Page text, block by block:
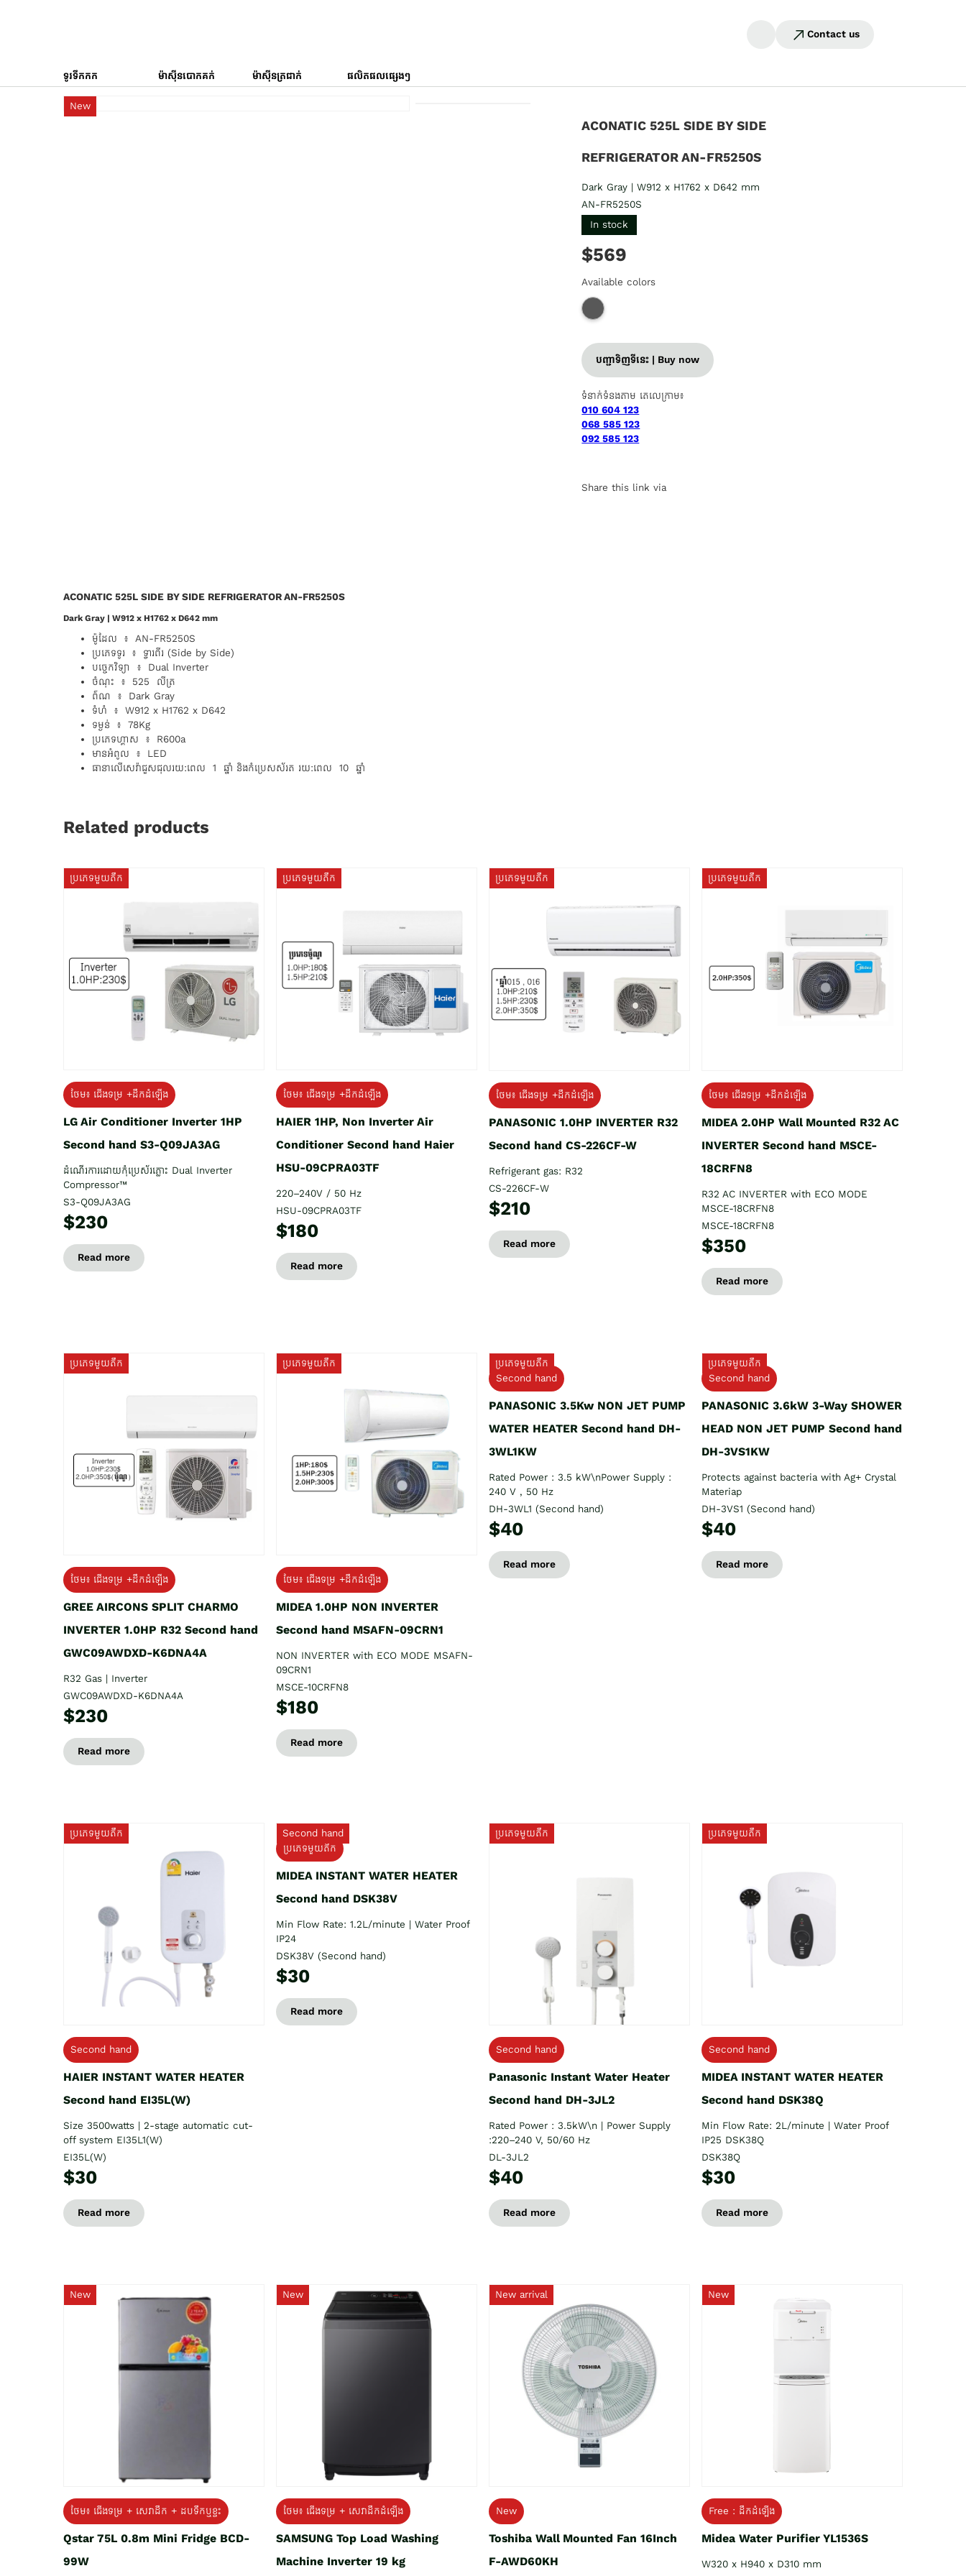
Contact us
ទូរទឹកកក ម៉ាស៊ីនបោកគក់ ម៉ាស៊ីនត្រជាក់ ផលិតផលផ្សេងៗ
New
ACONATIC 525L SIDE BY SIDE
REFRIGERATOR AN-FR5250S
Dark Gray | W912 x H1762 x D642 mm
AN-FR5250S
In stock
$569
Available colors
បញ្ជាទិញទីនេះ | Buy now
ទំនាក់ទំនងតាម តេលេក្រាម៖
010 604 123
068 585 123
092 585 123
Share this link via
ACONATIC 525L SIDE BY SIDE REFRIGERATOR AN-FR5250S
Dark Gray | W912 x H1762 x D642 mm
ម៉ូដែល ៖ AN-FR5250S
ប្រភេទទូរ ៖ ទ្វារពីរ (Side by Side)
បច្ចេកវិទ្យា ៖ Dual Inverter
ចំណុះ ៖ 525 លីត្រ
ព៌ណ ៖ Dark Gray
ទំហំ ៖ W912 x H1762 x D642
ទម្ងន់ ៖ 78Kg
ប្រភេទហ្គាស ៖ R600a
មានអំពូល ៖ LED
ធានាលេីសេវ៉ាជួសជុលរយ:ពេល 1 ឆ្នាំ និងកំប្រេសស័រត រយ:ពេល 10 ឆ្នាំ
Related products
ប្រភេទមួយតឹក
ថែម៖ ជើងទម្រ +ដឹកដំឡើង
LG Air Conditioner Inverter 1HP
Second hand S3-Q09JA3AG
ដំណើរការដោយកុំប្រេស័រភ្លោះ Dual Inverter
Compressor™
S3-Q09JA3AG
$230
Read more
ប្រភេទមួយតឹក
ថែម៖ ជើងទម្រ +ដឹកដំឡើង
HAIER 1HP, Non Inverter Air
Conditioner Second hand Haier
HSU-09CPRA03TF
220–240V / 50 Hz
HSU-09CPRA03TF
$180
Read more
ប្រភេទមួយតឹក
ថែម៖ ជើងទម្រ +ដឹកដំឡើង
PANASONIC 1.0HP INVERTER R32
Second hand CS-226CF-W
Refrigerant gas: R32
CS-226CF-W
$210
Read more
ប្រភេទមួយតឹក
ថែម៖ ជើងទម្រ +ដឹកដំឡើង
MIDEA 2.0HP Wall Mounted R32 AC
INVERTER Second hand MSCE-
18CRFN8
R32 AC INVERTER with ECO MODE
MSCE-18CRFN8
MSCE-18CRFN8
$350
Read more
ប្រភេទមួយតឹក
ថែម៖ ជើងទម្រ +ដឹកដំឡើង
GREE AIRCONS SPLIT CHARMO
INVERTER 1.0HP R32 Second hand
GWC09AWDXD-K6DNA4A
R32 Gas | Inverter
GWC09AWDXD-K6DNA4A
$230
Read more
ប្រភេទមួយតឹក
ថែម៖ ជើងទម្រ +ដឹកដំឡើង
MIDEA 1.0HP NON INVERTER
Second hand MSAFN-09CRN1
NON INVERTER with ECO MODE MSAFN-
09CRN1
MSCE-10CRFN8
$180
Read more
ប្រភេទមួយតឹក
Second hand
PANASONIC 3.5Kw NON JET PUMP
WATER HEATER Second hand DH-
3WL1KW
Rated Power : 3.5 kW\nPower Supply :
240 V , 50 Hz
DH-3WL1 (Second hand)
$40
Read more
ប្រភេទមួយតឹក
Second hand
PANASONIC 3.6kW 3-Way SHOWER
HEAD NON JET PUMP Second hand
DH-3VS1KW
Protects against bacteria with Ag+ Crystal
Materiap
DH-3VS1 (Second hand)
$40
Read more
ប្រភេទមួយតឹក
Second hand
HAIER INSTANT WATER HEATER
Second hand EI35L(W)
Size 3500watts | 2-stage automatic cut-
off system EI35L1(W)
EI35L(W)
$30
Read more
Second hand
ប្រភេទមួយតឹក
MIDEA INSTANT WATER HEATER
Second hand DSK38V
Min Flow Rate: 1.2L/minute | Water Proof
IP24
DSK38V (Second hand)
$30
Read more
ប្រភេទមួយតឹក
Second hand
Panasonic Instant Water Heater
Second hand DH-3JL2
Rated Power : 3.5kW\n | Power Supply
:220–240 V, 50/60 Hz
DL-3JL2
$40
Read more
ប្រភេទមួយតឹក
Second hand
MIDEA INSTANT WATER HEATER
Second hand DSK38Q
Min Flow Rate: 2L/minute | Water Proof
IP25 DSK38Q
DSK38Q
$30
Read more
New
ថែម៖ ជេីងទម្រ + សេវាដឹក + ដបទឹកឬខ្ទះ
Qstar 75L 0.8m Mini Fridge BCD-
99W
New
ថែម៖ ជើងទម្រ + សេវាដឹកដំឡើង
SAMSUNG Top Load Washing
Machine Inverter 19 kg
New arrival
New
Toshiba Wall Mounted Fan 16Inch
F-AWD60KH
New
Free : ដឹកដំឡើង
Midea Water Purifier YL1536S
W320 x H940 x D310 mm